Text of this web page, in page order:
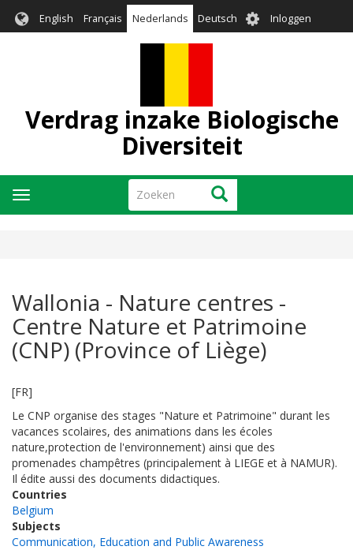
English Français Nederlands Deutsch User
account
Inloggen
Verdrag inzake Biologische
Diversiteit
Zoeken Zoeken
Navigatie
wisselen
Wallonia - Nature centres -
Centre Nature et Patrimoine
(CNP) (Province of Liège)
[FR]
Le CNP organise des stages "Nature et Patrimoine" durant les
vacances scolaires, des animations dans les écoles
nature,protection de l'environnement) ainsi que des
promenades champêtres (principalement à LIEGE et à NAMUR).
Il édite aussi des documents didactiques.
Countries
Belgium
Subjects
Communication, Education and Public Awareness